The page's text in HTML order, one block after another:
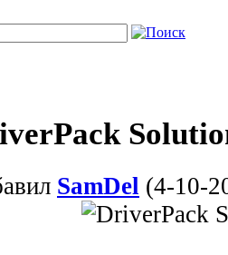
SamDel (4-10-